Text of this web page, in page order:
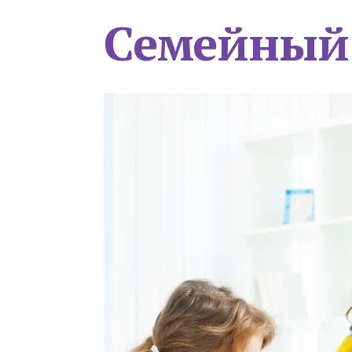
Семейный